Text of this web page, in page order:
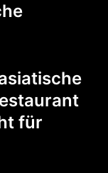
für